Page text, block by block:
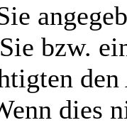
bzw.
dies